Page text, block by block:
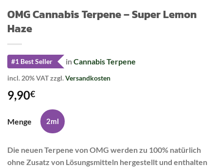
OMG Cannabis Terpene – Super Lemon
Haze
#1 Best Seller inCannabis Terpene
incl. 20% VATzzgl.Versandkosten
9,90€
Menge 2ml
Die neuen Terpene von OMG werden zu 100% natürlich
ohne Zusatz von Lösungsmitteln hergestellt und enthalten